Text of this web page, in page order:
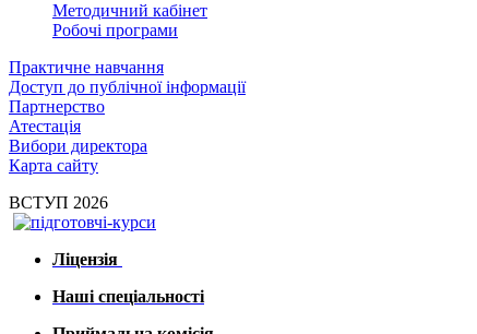
Методичний кабінет
Робочі програми
Практичне навчання
Доступ до публічної інформації
Партнерство
Атестація
Вибори директора
Карта сайту
ВСТУП 2026
Ліцензія
Наші спеціальності